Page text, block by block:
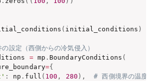
( initial_conditions )
設定（西側からの冷気侵入）
= mp . BoundaryConditions (
={
: np . full ( 100 , 280 ) ,
# 西側境界の温度